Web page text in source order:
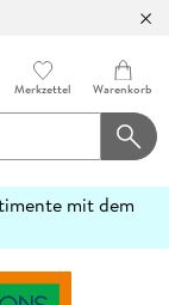
Merkzettel Warenkorb
mit dem